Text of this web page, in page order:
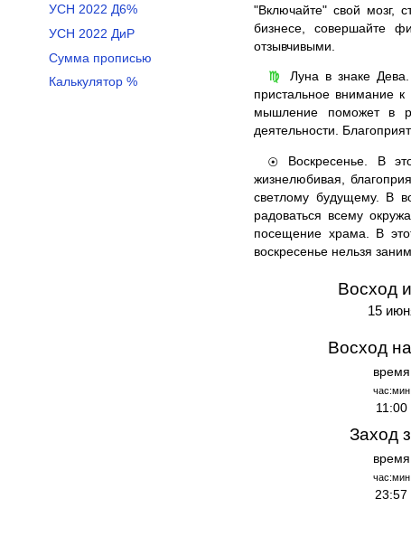
"Включайте" свой мозг,
бизнесе, совершайте
отзывчивыми.
♍
Луна в знаке
пристальное внимание
мышление поможет в
деятельности.
☉
Воскресенье. В
жизнелюбивая,
светлому будущему. В
радоваться всему
посещение храма. В
воскресенье нельзя
Восход
15
Восход
время
час:мин
11:00
Заход
время
час:мин
23:57
УСН 2022 Д6%
УСН 2022 ДиР
Сумма прописью
Калькулятор %